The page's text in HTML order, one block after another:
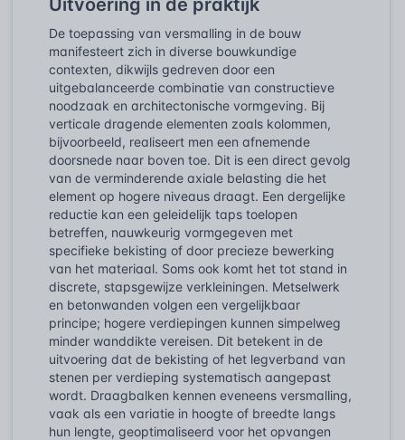
De toepassing van versmalling in de bouw
manifesteert zich in diverse bouwkundige
contexten, dikwijls gedreven door een
uitgebalanceerde combinatie van constructieve
noodzaak en architectonische vormgeving. Bij
verticale dragende elementen zoals kolommen,
bijvoorbeeld, realiseert men een afnemende
doorsnede naar boven toe. Dit is een direct gevolg
van de verminderende axiale belasting die het
element op hogere niveaus draagt. Een dergelijke
reductie kan een geleidelijk taps toelopen
betreffen, nauwkeurig vormgegeven met
specifieke bekisting of door precieze bewerking
van het materiaal. Soms ook komt het tot stand in
discrete, stapsgewijze verkleiningen. Metselwerk
en betonwanden volgen een vergelijkbaar
principe; hogere verdiepingen kunnen simpelweg
minder wanddikte vereisen. Dit betekent in de
uitvoering dat de bekisting of het legverband van
stenen per verdieping systematisch aangepast
wordt. Draagbalken kennen eveneens versmalling,
vaak als een variatie in hoogte of breedte langs
hun lengte, geoptimaliseerd voor het opvangen